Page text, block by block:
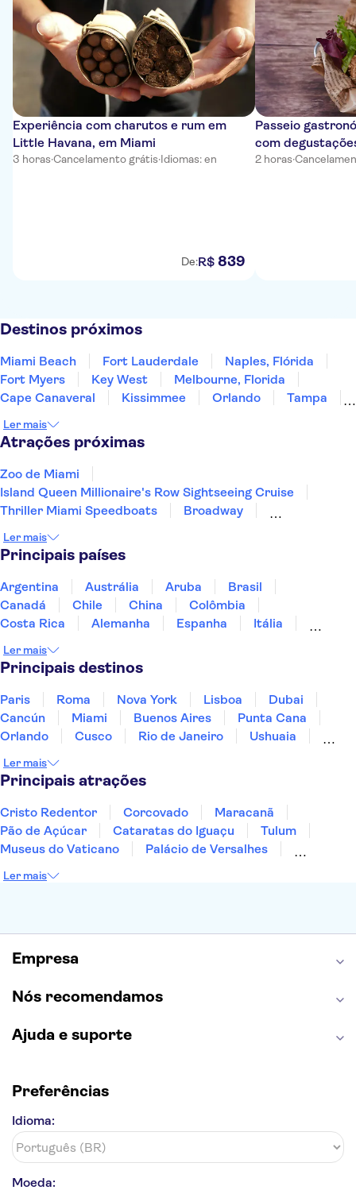
Experiência com charutos e rum em
Little Havana, em Miami
3 horas·Cancelamento grátis·Idiomas: en
De:R$ 839
Passeio
com
em Miami
2 horas·
Destinos próximos
Miami Beach Fort Lauderdale
Naples, Flórida
Fort Myers
Key West
Melbourne, Florida
Cape Canaveral
Kissimmee Orlando
Tampa
Savannah
Panama City Beach
Ler mais
Atrações próximas
Zoo de Miami
Island Queen Millionaire's Row Sightseeing Cruise
Thriller Miami Speedboats
Broadway
Las Vegas Strip
Estátua da Liberdade
Grand Canyon
Cataratas do Niágara
LEGOLAND® Florida Resort
Golden Gate Bridge
Universal Orlando Resort
Ler mais
Principais países
Argentina Austrália Aruba
Brasil
Canadá
Chile China
Colômbia
Costa Rica
Alemanha Espanha
Itália
Panamá
Peru
Ler mais
Principais destinos
Paris Roma Nova York Lisboa
Dubai
Cancún
Miami Buenos Aires
Punta Cana
Orlando
Cusco Rio de Janeiro
Ushuaia
Fernando de Noronha
Ler mais
Principais atrações
Cristo Redentor Corcovado
Maracanã
Pão de Açúcar
Cataratas do Iguaçu
Tulum
Museus do Vaticano
Palácio de Versalhes
Museu do Louvre
Ler mais
Empresa
Nós recomendamos
Ajuda e suporte
Preferências
Idioma:
Moeda: